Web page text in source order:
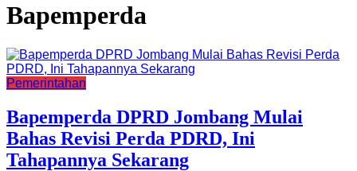
Bapemperda
Pemerintahan
Bapemperda DPRD Jombang Mulai
Bahas Revisi Perda PDRD, Ini
Tahapannya Sekarang